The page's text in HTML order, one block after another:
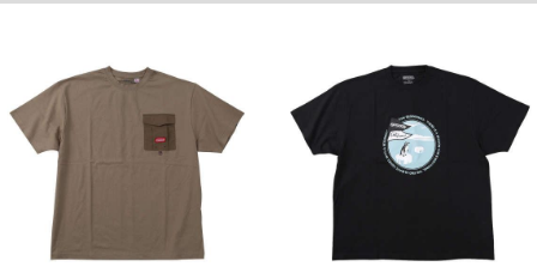
※【返品交換について】
返品交換希望の方は、商品到着後1週間以内にご連絡ください。
下着(肌着)やワイシャツは商品の性質上、返品交換不可とさせて頂いております。予め
ご了承くださいませ。
※【ボトムの裾上げをご希望の場合】
裾上げ料金は500円+税となります。
備考欄に股下●cmとご記入下さい。（裾上げ無料対象商品は1本につき税込6,000円以
上の品が対象。1本5,999円以下の商品は有料（500円+税）となります。）
出荷まで約1週間～20日間程お時間を頂く場合がございます。
尚、裾上げした商品は返品・交換不可となりますので、予めご了承下さい。